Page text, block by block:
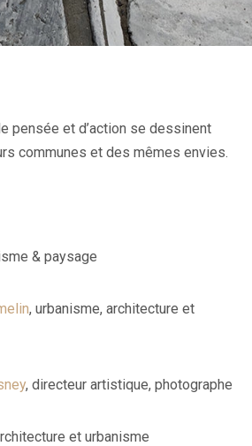
pensée et d’action se dessinent
communes et des mêmes envies.
& paysage
, urbanisme, architecture et
, directeur artistique, photographe
et urbanisme